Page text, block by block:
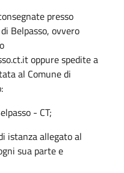
presso
Belpasso, ovvero
oppure spedite a
al Comune di
- CT;
istanza allegato al
sua parte e